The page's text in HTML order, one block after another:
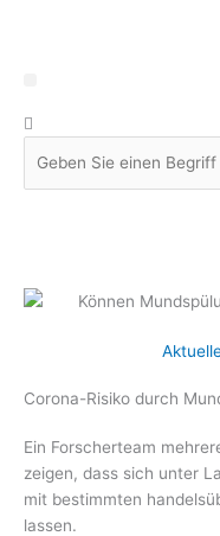
Suche
Corona-Risiko durch
Ein Forscherteam
zeigen, dass sich unter
mit bestimmten
lassen.